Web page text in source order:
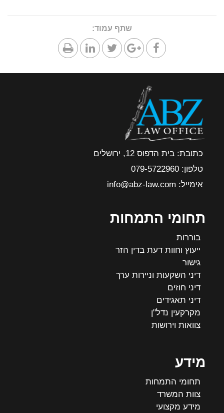
שתף עמוד:
כתובת: בית הדפוס 12, ירושלים
טלפון: 079-5722960
אימייל: info@abz-law.com
תחומי התמחות
בוררות
ייעוץ וחוות דעת בדין הזר
גישור
דיני השקעות וניירות ערך
דיני חוזים
דיני תאגידים
מקרקעין נדל"ן
צוואות וירושות
מידע
תחומי התמחות
צוות המשרד
מידע מקצועי